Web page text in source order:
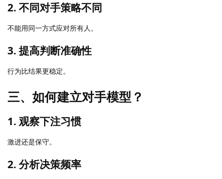
2. 不同对手策略不同
不能用同一方式应对所有人。
3. 提高判断准确性
行为比结果更稳定。
三、如何建立对手模型？
1. 观察下注习惯
激进还是保守。
2. 分析决策频率